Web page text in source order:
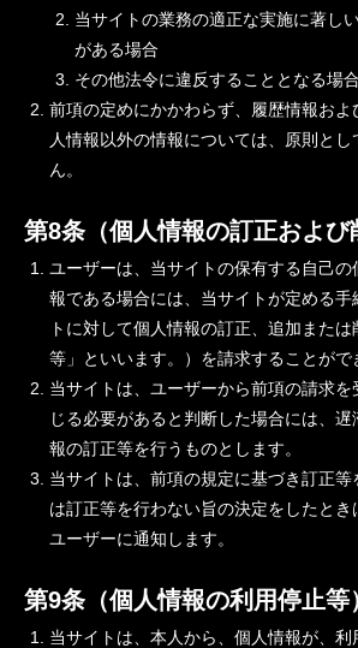
当サイトの業務の適正な実施に著し
がある場合
その他法令に違反することとなる場合
前項の定めにかかわらず、履歴情報およ
人情報以外の情報については、原則と
ん。
第8条（個人情報の訂正および
ユーザーは、当サイトの保有する自己
報である場合には、当サイトが定める手
トに対して個人情報の訂正、追加また
等」といいます。）を請求することがで
当サイトは、ユーザーから前項の請求
じる必要があると判断した場合には、
報の訂正等を行うものとします。
当サイトは、前項の規定に基づき訂正等
は訂正等を行わない旨の決定をしたとき
ユーザーに通知します。
第9条（個人情報の利用停止等
当サイトは、本人から、個人情報が、利